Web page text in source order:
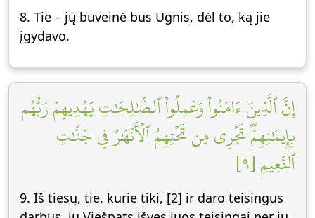
8. Tie – jų buveinė bus Ugnis, dėl to, ką jie
įgydavo.
إِنَّ ٱلَّذِينَ ءَامَنُواْ وَعَمِلُواْ ٱلصَّٰلِحَٰتِ يَهۡدِيهِمۡ رَبُّهُم
بِإِيمَٰنِهِمۡۖ تَجۡرِي مِن تَحۡتِهِمُ ٱلۡأَنۡهَٰرُ فِي جَنَّٰتِ
ٱلنَّعِيمِ [٩]
9. Iš tiesų, tie, kurie tiki, [2] ir daro teisingus